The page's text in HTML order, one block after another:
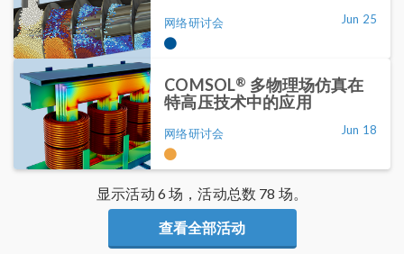
网络研讨会 Jun 25
COMSOL® 多物理场仿真在
特高压技术中的应用
网络研讨会 Jun 18
显示活动 6 场，活动总数 78 场。
查看全部活动